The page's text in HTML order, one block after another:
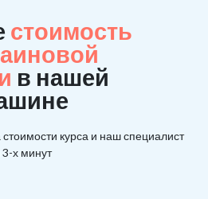
стоимость
в нашей
курса и наш специалист
3-х минут